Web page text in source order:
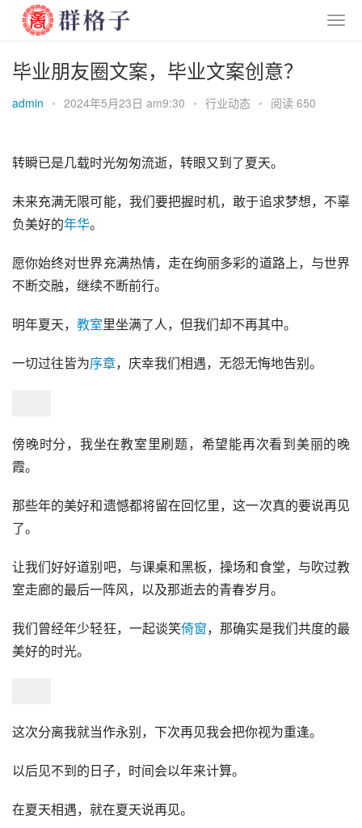
毕业朋友圈文案，毕业文案创意？
admin • 2024年5月23日 am9:30 • 行业动态 • 阅读 650
转瞬已是几载时光匆匆流逝，转眼又到了夏天。
未来充满无限可能，我们要把握时机，敢于追求梦想，不辜
负美好的年华。
愿你始终对世界充满热情，走在绚丽多彩的道路上，与世界
不断交融，继续不断前行。
明年夏天， 教室里坐满了人，但我们却不再其中。
一切过往皆为序章，庆幸我们相遇，无怨无悔地告别。
傍晚时分，我坐在教室里刷题，希望能再次看到美丽的晚
霞。
那些年的美好和遗憾都将留在回忆里，这一次真的要说再见
了。
让我们好好道别吧，与课桌和黑板，操场和食堂，与吹过教
室走廊的最后一阵风，以及那逝去的青春岁月。
我们曾经年少轻狂，一起谈笑倚窗，那确实是我们共度的最
美好的时光。
这次分离我就当作永别，下次再见我会把你视为重逢。
以后见不到的日子，时间会以年来计算。
在夏天相遇，就在夏天说再见。